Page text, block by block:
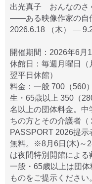
出光真子 おんなのさ
――ある映像作家の自
2026.6.18 （木） —
開催期間：2026年6月
休館日：毎週月曜日（
翌平日休館）
料金：一般 700（560
生・65歳以上 350（
名以上の団体料金。
ちの方とその介護者
PASSPORT 2026提
無料。※8月6日(木)～
は夜間特別開館による
一般・65歳以上は団
ものをご提示くださ